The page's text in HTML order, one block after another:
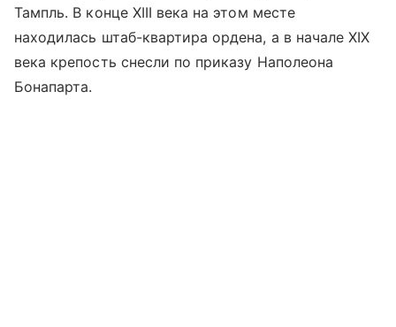
Тампль. В конце XIII века на этом месте
находилась штаб-квартира ордена, а в начале XIX
века крепость снесли по приказу Наполеона
Бонапарта.